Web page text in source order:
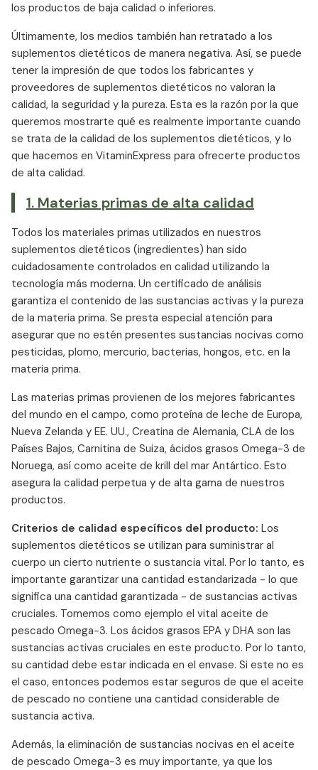
los productos de baja calidad o inferiores.
Últimamente, los medios también han retratado a los
suplementos dietéticos de manera negativa. Así, se puede
tener la impresión de que todos los fabricantes y
proveedores de suplementos dietéticos no valoran la
calidad, la seguridad y la pureza. Esta es la razón por la que
queremos mostrarte qué es realmente importante cuando
se trata de la calidad de los suplementos dietéticos, y lo
que hacemos en VitaminExpress para ofrecerte productos
de alta calidad.
1. Materias primas de alta calidad
Todos los materiales primas utilizados en nuestros
suplementos dietéticos (ingredientes) han sido
cuidadosamente controlados en calidad utilizando la
tecnología más moderna. Un certificado de análisis
garantiza el contenido de las sustancias activas y la pureza
de la materia prima. Se presta especial atención para
asegurar que no estén presentes sustancias nocivas como
pesticidas, plomo, mercurio, bacterias, hongos, etc. en la
materia prima.
Las materias primas provienen de los mejores fabricantes
del mundo en el campo, como proteína de leche de Europa,
Nueva Zelanda y EE. UU., Creatina de Alemania, CLA de los
Países Bajos, Carnitina de Suiza, ácidos grasos Omega-3 de
Noruega, así como aceite de krill del mar Antártico. Esto
asegura la calidad perpetua y de alta gama de nuestros
productos.
Criterios de calidad específicos del producto: Los
suplementos dietéticos se utilizan para suministrar al
cuerpo un cierto nutriente o sustancia vital. Por lo tanto, es
importante garantizar una cantidad estandarizada - lo que
significa una cantidad garantizada - de sustancias activas
cruciales. Tomemos como ejemplo el vital aceite de
pescado Omega-3. Los ácidos grasos EPA y DHA son las
sustancias activas cruciales en este producto. Por lo tanto,
su cantidad debe estar indicada en el envase. Si este no es
el caso, entonces podemos estar seguros de que el aceite
de pescado no contiene una cantidad considerable de
sustancia activa.
Además, la eliminación de sustancias nocivas en el aceite
de pescado Omega-3 es muy importante, ya que los